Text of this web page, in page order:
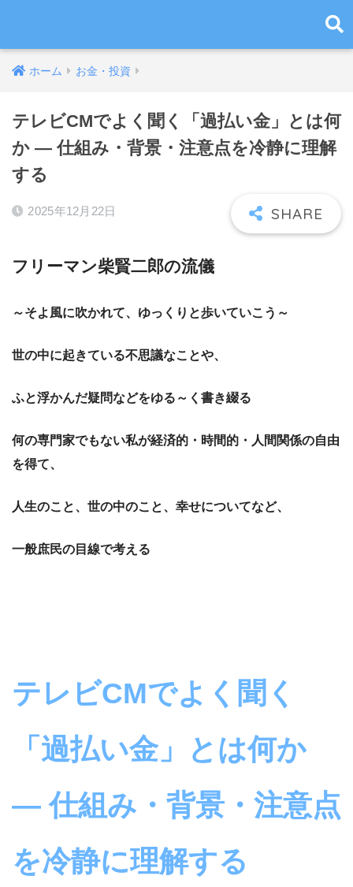
ホーム お金・投資
テレビCMでよく聞く「過払い金」とは何
か ― 仕組み・背景・注意点を冷静に理解
する
2025年12月22日
フリーマン柴賢二郎の流儀
～そよ風に吹かれて、ゆっくりと歩いていこう～
世の中に起きている不思議なことや、
ふと浮かんだ疑問などをゆる～く書き綴る
何の専門家でもない私が経済的・時間的・人間関係の自由
を得て、
人生のこと、世の中のこと、幸せについてなど、
一般庶民の目線で考える
テレビCMでよく聞く
「過払い金」とは何か
― 仕組み・背景・注意点
を冷静に理解する